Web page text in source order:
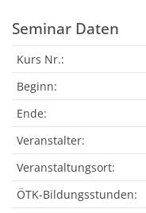
Seminar Daten
Kurs Nr.:
Beginn:
Ende:
Veranstalter:
Veranstaltungsort:
ÖTK-Bildungsstunden: